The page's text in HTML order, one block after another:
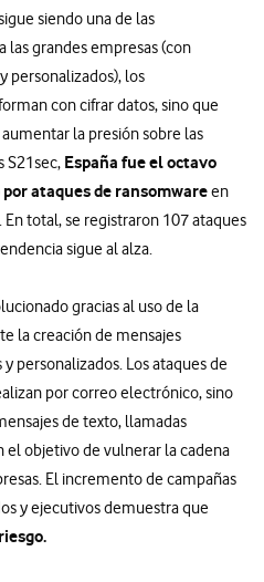
siendo una de las
las grandes empresas (con
personalizados), los
con cifrar datos, sino que
la presión sobre las
S21sec, España fue el octavo
ataques de ransomwareen
total, se registraron 107 ataques
sigue al alza.
gracias al uso de la
la creación de mensajes
personalizados. Los ataques de
por correo electrónico, sino
de texto, llamadas
el objetivo de vulnerar la cadena
El incremento de campañas
y ejecutivos demuestra que